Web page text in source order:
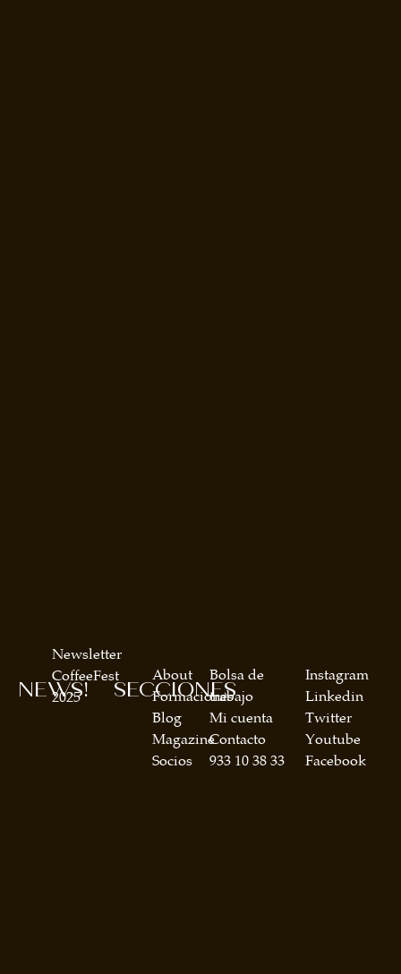
SECCIONES
About
Formaciones
Blog
Magazine
Socios
Bolsa de
trabajo
Mi cuenta
Contacto
933 10 38 33
NEWS!
Newsletter
CoffeeFest
2025
Instagram
Linkedin
Twitter
Youtube
Facebook